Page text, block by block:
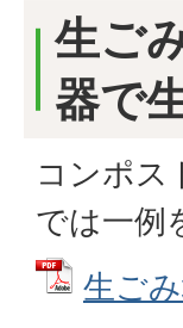
生ご
器で
コンポス
では一例
生ご